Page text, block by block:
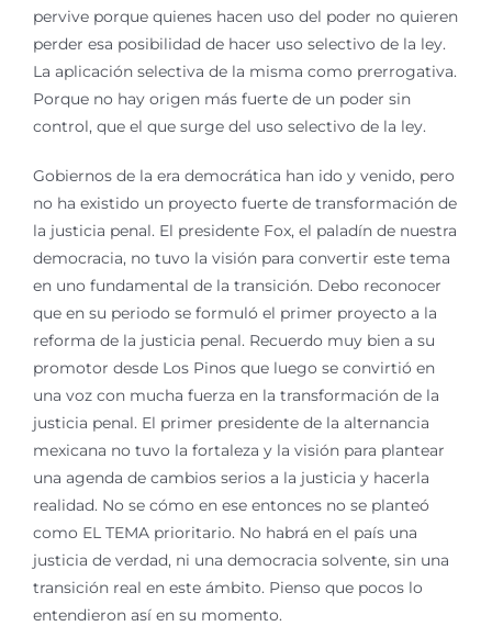
pervive porque quienes hacen uso del poder no quieren
perder esa posibilidad de hacer uso selectivo de la ley.
La aplicación selectiva de la misma como prerrogativa.
Porque no hay origen más fuerte de un poder sin
control, que el que surge del uso selectivo de la ley.
Gobiernos de la era democrática han ido y venido, pero
no ha existido un proyecto fuerte de transformación de
la justicia penal. El presidente Fox, el paladín de nuestra
democracia, no tuvo la visión para convertir este tema
en uno fundamental de la transición. Debo reconocer
que en su periodo se formuló el primer proyecto a la
reforma de la justicia penal. Recuerdo muy bien a su
promotor desde Los Pinos que luego se convirtió en
una voz con mucha fuerza en la transformación de la
justicia penal. El primer presidente de la alternancia
mexicana no tuvo la fortaleza y la visión para plantear
una agenda de cambios serios a la justicia y hacerla
realidad. No se cómo en ese entonces no se planteó
como EL TEMA prioritario. No habrá en el país una
justicia de verdad, ni una democracia solvente, sin una
transición real en este ámbito. Pienso que pocos lo
entendieron así en su momento.